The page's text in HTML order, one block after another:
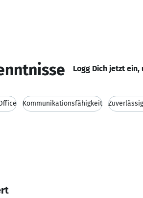
Logg Dich jetzt ein,
Kommunikationsfähigkeit